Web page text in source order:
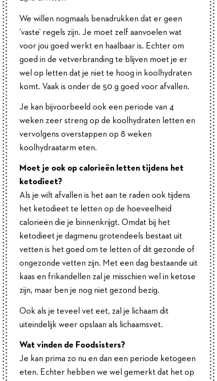
We willen nogmaals benadrukken dat er geen
‘vaste’ regels zijn. Je moet zelf aanvoelen wat
voor jou goed werkt en haalbaar is. Echter om
goed in de vetverbranding te blijven moet je er
wel op letten dat je niet te hoog in koolhydraten
komt. Vaak is onder de 50 g goed voor afvallen.
Je kan bijvoorbeeld ook een periode van 4
weken zeer streng op de koolhydraten letten en
vervolgens overstappen op 8 weken
koolhydraatarm eten.
Moet je ook op calorieën letten tijdens het
ketodieet?
Als je wilt afvallen is het aan te raden ook tijdens
het ketodieet te letten op de hoeveelheid
calorieën die je binnenkrijgt. Omdat bij het
ketodieet je dagmenu grotendeels bestaat uit
vetten is het goed om te letten of dit gezonde of
ongezonde vetten zijn. Met een dag bestaande uit
kaas en frikandellen zal je misschien wel in ketose
zijn, maar ben je nog niet gezond bezig.
Ook als je teveel vet eet, zal je lichaam dit
uiteindelijk weer opslaan als lichaamsvet.
Wat vinden de Foodsisters?
Je kan prima zo nu en dan een periode ketogeen
eten. Echter hebben we wel gemerkt dat het op